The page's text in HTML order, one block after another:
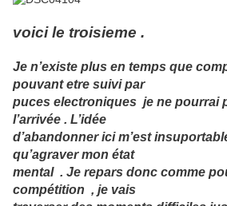
voici le troisieme .
Je n’existe plus en temps que
pouvant etre suivi par
puces electroniques je ne pourrai
l’arrivée . L’idée
d’abandonner ici m’est
qu’agraver mon état
mental . Je repars donc comme
compétition , je vais